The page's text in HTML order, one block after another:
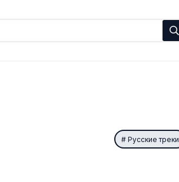
Русские треки